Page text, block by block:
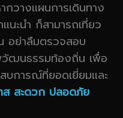
วางแผนการเดินทาง
นะนำ ก็สามารถเที่ยว
อย่าลืมตรวจสอบ
วัฒนธรรมท้องถิ่น เพื่อ
บการณ์ที่ยอดเยี่ยมและ
ส สะดวก ปลอดภัย